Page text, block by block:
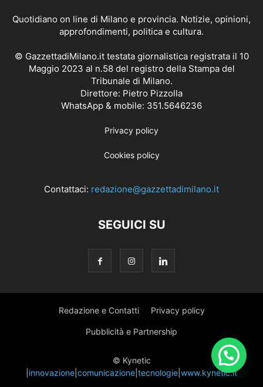
Quotidiano on line di Milano e provincia. Notizie, opinioni,
approfondimenti, politica e cultura.
© GazzettadiMilano.it testata giornalistica registrata il 10
Maggio 2023 al n.58 del registro della Stampa del
Tribunale di Milano.
Direttore: Pietro Pizzolla
WhatsApp & mobile: 351.5646236
Privacy policy
Cookies policy
Contattaci: redazione@gazzettadimilano.it
SEGUICI SU
Redazione e Contatti Privacy policy
Pubblicità e Partnership
© Kynetic
innovazione comunicazione tecnologie www.kynetic.it